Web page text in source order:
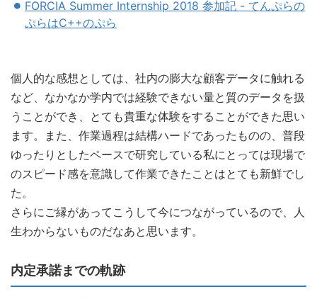
FORCIA Summer Internship 2018 参加記 - てんぷらの
ぷらはC++のぷら
個人的な感想としては、社内の膨大な顧客データに触れる
など、なかなか学内では経験できない量と質のデータを扱
うことができ、とても貴重な体験をすることができた思い
ます。また、作業過程は結構ハードであったものの、普段
ゆったりとしたペースで研究している私にとっては現場で
のスピード感を意識して作業できたことはとても新鮮でし
た。
さらにご縁があってこうして今につながっているので、人
生わからないものだなあと思います。
内定承諾までの軌跡